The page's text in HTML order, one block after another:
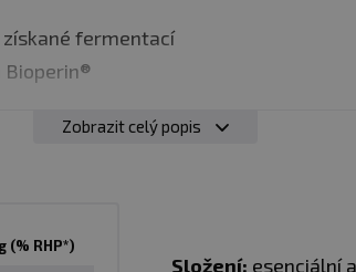
fermentací
Bioperin®
mango a ananas
Zobrazit celý popis
(% RHP*)
Složení: esenciální